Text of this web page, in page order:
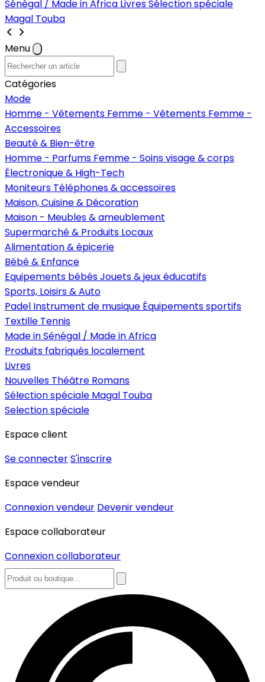
Sénégal / Made in Africa LivresSélection spéciale
Magal Touba
Menu
Catégories
Mode
Homme - Vêtements Femme - Vêtements Femme -
Accessoires
Beauté & Bien-être
Homme - Parfums Femme - Soins visage & corps
Électronique & High-Tech
Moniteurs Téléphones & accessoires
Maison, Cuisine & Décoration
Maison - Meubles & ameublement
Supermarché & Produits Locaux
Alimentation & épicerie
Bébé & Enfance
Equipements bébésJouets & jeux éducatifs
Sports, Loisirs & Auto
Padel Instrument de musique Équipements sportifs
Textille Tennis
Made in Sénégal / Made in Africa
Produits fabriqués localement
Livres
Nouvelles Théâtre Romans
Sélection spéciale Magal Touba
Selection spéciale
Espace client
Se connecterS'inscrire
Espace vendeur
Connexion vendeur Devenir vendeur
Espace collaborateur
Connexion collaborateur